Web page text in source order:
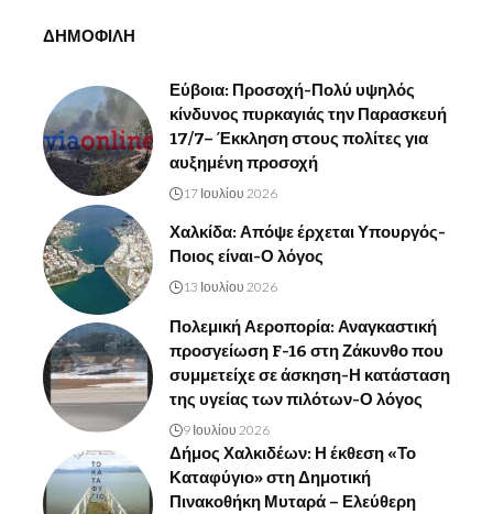
ΔΗΜΟΦΙΛΗ
Εύβοια: Προσοχή-Πολύ υψηλός
κίνδυνος πυρκαγιάς την Παρασκευή
17/7– Έκκληση στους πολίτες για
αυξημένη προσοχή
17 Ιουλίου 2026
Χαλκίδα: Απόψε έρχεται Υπουργός-
Ποιος είναι-Ο λόγος
13 Ιουλίου 2026
Πολεμική Αεροπορία: Αναγκαστική
προσγείωση F-16 στη Ζάκυνθο που
συμμετείχε σε άσκηση-Η κατάσταση
της υγείας των πιλότων-Ο λόγος
9 Ιουλίου 2026
Δήμος Χαλκιδέων: Η έκθεση «Το
Καταφύγιο» στη Δημοτική
Πινακοθήκη Μυταρά – Ελεύθερη